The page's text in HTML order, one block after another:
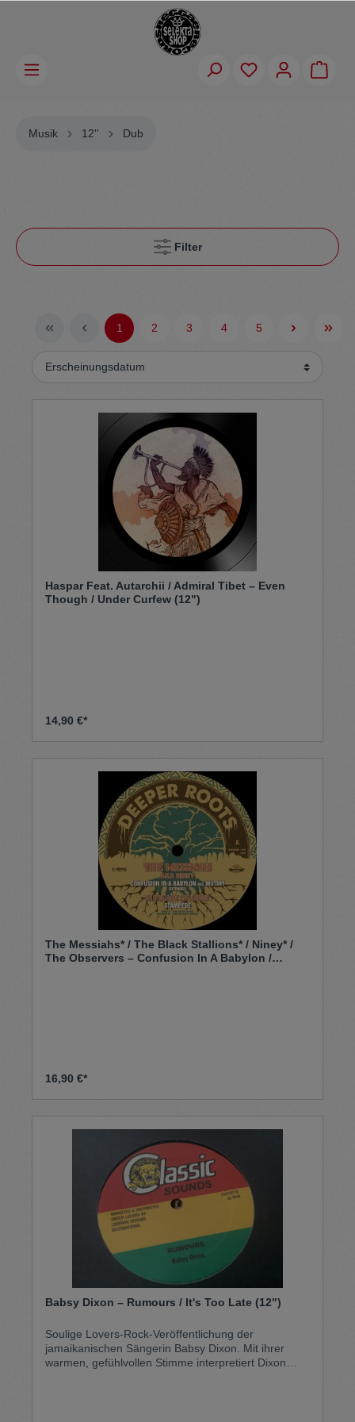
Musik 12'' Dub
Filter
1 2 3 4 5
Haspar Feat. Autarchii / Admiral Tibet – Even
Though / Under Curfew (12")
14,90 €*
The Messiahs* / The Black Stallions* / Niney* /
The Observers – Confusion In A Babylon /
16,90 €*
Babsy Dixon – Rumours / It's Too Late (12")
Soulige Lovers-Rock-Veröffentlichung der
jamaikanischen Sängerin Babsy Dixon. Mit ihrer
warmen, gefühlvollen Stimme interpretiert Dixon